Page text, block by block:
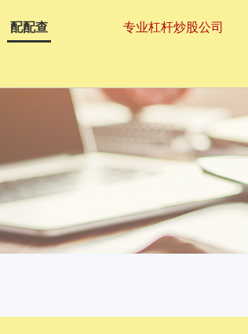
配配查 专业杠杆炒股公司